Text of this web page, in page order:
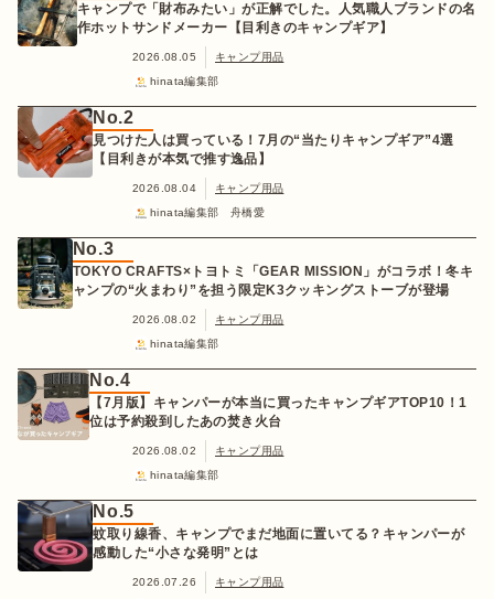
キャンプで「財布みたい」が正解でした。人気職人ブランドの名
作ホットサンドメーカー【目利きのキャンプギア】
2026.08.05
キャンプ用品
hinata編集部
No.2
見つけた人は買っている！7月の“当たりキャンプギア”4選
【目利きが本気で推す逸品】
2026.08.04
キャンプ用品
hinata編集部 舟橋愛
No.3
TOKYO CRAFTS×トヨトミ「GEAR MISSION」がコラボ！冬キ
ャンプの“火まわり”を担う限定K3クッキングストーブが登場
2026.08.02
キャンプ用品
hinata編集部
No.4
【7月版】キャンパーが本当に買ったキャンプギアTOP10！1
位は予約殺到したあの焚き火台
2026.08.02
キャンプ用品
hinata編集部
No.5
蚊取り線香、キャンプでまだ地面に置いてる？キャンパーが
感動した“小さな発明”とは
2026.07.26
キャンプ用品